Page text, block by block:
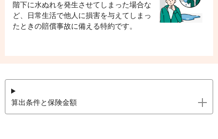
階下に水ぬれを発生させてしまった場合な
ど、日常生活で他人に損害を与えてしまっ
たときの賠償事故に備える特約です。
算出条件と保険金額